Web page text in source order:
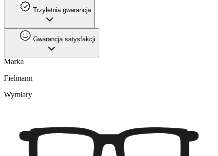
Trzyletnia gwarancja
Gwarancja satysfakcji
Marka
Fielmann
Wymiary